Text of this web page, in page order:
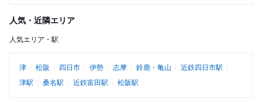
人気・近隣エリア
人気エリア・駅
津 松阪 四日市 伊勢 志摩 鈴鹿・亀山
近鉄四日市駅
津駅
桑名駅 近鉄富田駅 松阪駅